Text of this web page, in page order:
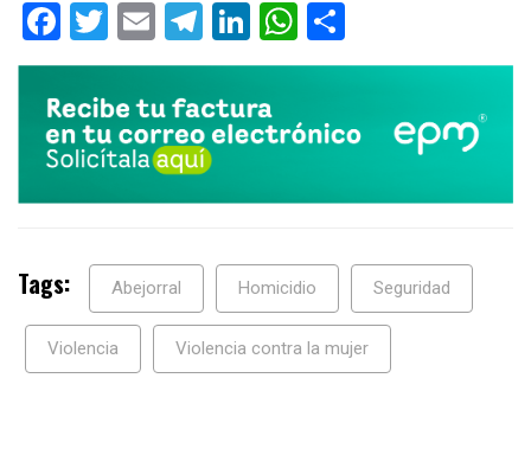
Facebook
Twitter
EmailTelegram
LinkedIn
WhatsApp
Tags: Abejorral Homicidio Seguridad
Violencia Violencia contra la mujer